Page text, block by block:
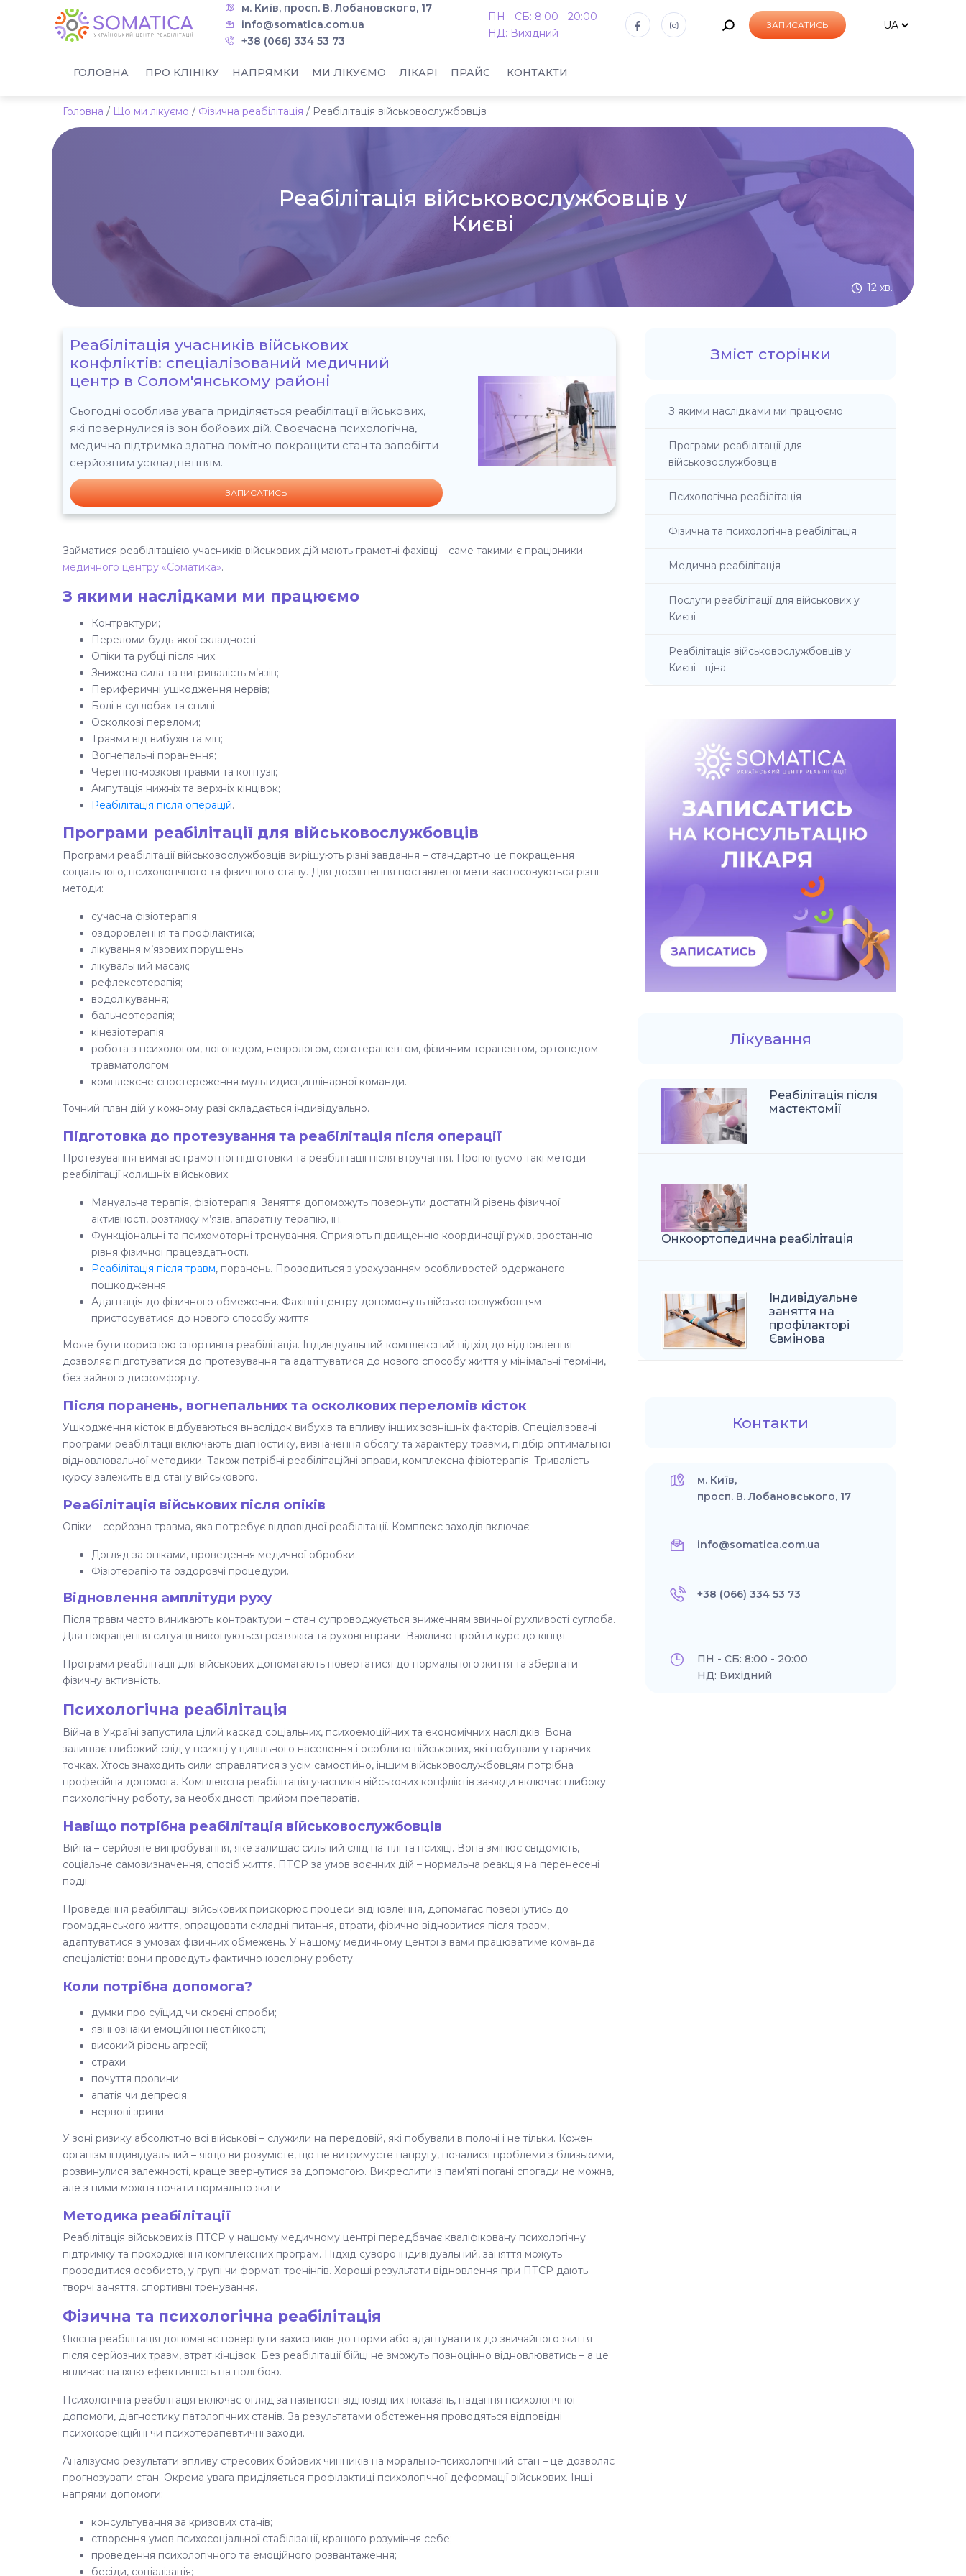
м. Київ, просп. В. Лобановского, 17
info@somatica.com.ua
+38 (066) 334 53 73
ПН - СБ: 8:00 - 20:00
НД: Вихідний
ЗАПИСАТИСЬ
ГОЛОВНА ПРО КЛІНІКУ НАПРЯМКИ МИ ЛІКУЄМО ЛІКАРІ ПРАЙС КОНТАКТИ
Головна / Що ми лікуємо / Фізична реабілітація / Реабілітація військовослужбовців
Реабілітація військовослужбовців у
Києві
12 хв.
Реабілітація учасників військових
конфліктів: спеціалізований медичний
центр в Солом'янському районі
Сьогодні особлива увага приділяється реабілітації військових,
які повернулися із зон бойових дій. Своєчасна психологічна,
медична підтримка здатна помітно покращити стан та запобігти
серйозним ускладненням.
ЗАПИСАТИСЬ
Займатися реабілітацією учасників військових дій мають грамотні фахівці – саме такими є працівники
медичного центру «Соматика».
З якими наслідками ми працюємо
Контрактури;
Переломи будь-якої складності;
Опіки та рубці після них;
Знижена сила та витривалість м’язів;
Периферичні ушкодження нервів;
Болі в суглобах та спині;
Осколкові переломи;
Травми від вибухів та мін;
Вогнепальні поранення;
Черепно-мозкові травми та контузії;
Ампутація нижніх та верхніх кінцівок;
Реабілітація після операцій.
Програми реабілітації для військовослужбовців
Програми реабілітації військовослужбовців вирішують різні завдання – стандартно це покращення
соціального, психологічного та фізичного стану. Для досягнення поставленої мети застосовуються різні
методи:
сучасна фізіотерапія;
оздоровлення та профілактика;
лікування м’язових порушень;
лікувальний масаж;
рефлексотерапія;
водолікування;
бальнеотерапія;
кінезіотерапія;
робота з психологом, логопедом, неврологом, ерготерапевтом, фізичним терапевтом, ортопедом-
травматологом;
комплексне спостереження мультидисциплінарної команди.
Точний план дій у кожному разі складається індивідуально.
Підготовка до протезування та реабілітація після операції
Протезування вимагає грамотної підготовки та реабілітації після втручання. Пропонуємо такі методи
реабілітації колишніх військових:
Мануальна терапія, фізіотерапія. Заняття допоможуть повернути достатній рівень фізичної
активності, розтяжку м’язів, апаратну терапію, ін.
Функціональні та психомоторні тренування. Сприяють підвищенню координації рухів, зростанню
рівня фізичної працездатності.
Реабілітація після травм, поранень. Проводиться з урахуванням особливостей одержаного
пошкодження.
Адаптація до фізичного обмеження. Фахівці центру допоможуть військовослужбовцям
пристосуватися до нового способу життя.
Може бути корисною спортивна реабілітація. Індивідуальний комплексний підхід до відновлення
дозволяє підготуватися до протезування та адаптуватися до нового способу життя у мінімальні терміни,
без зайвого дискомфорту.
Після поранень, вогнепальних та осколкових переломів кісток
Ушкодження кісток відбуваються внаслідок вибухів та впливу інших зовнішніх факторів. Спеціалізовані
програми реабілітації включають діагностику, визначення обсягу та характеру травми, підбір оптимальної
відновлювальної методики. Також потрібні реабілітаційні вправи, комплексна фізіотерапія. Тривалість
курсу залежить від стану військового.
Реабілітація військових після опіків
Опіки – серйозна травма, яка потребує відповідної реабілітації. Комплекс заходів включає:
Догляд за опіками, проведення медичної обробки.
Фізіотерапію та оздоровчі процедури.
Відновлення амплітуди руху
Після травм часто виникають контрактури – стан супроводжується зниженням звичної рухливості суглоба.
Для покращення ситуації виконуються розтяжка та рухові вправи. Важливо пройти курс до кінця.
Програми реабілітації для військових допомагають повертатися до нормального життя та зберігати
фізичну активність.
Психологічна реабілітація
Війна в Україні запустила цілий каскад соціальних, психоемоційних та економічних наслідків. Вона
залишає глибокий слід у психіці у цивільного населення і особливо військових, які побували у гарячих
точках. Хтось знаходить сили справлятися з усім самостійно, іншим військовослужбовцям потрібна
професійна допомога. Комплексна реабілітація учасників військових конфліктів завжди включає глибоку
психологічну роботу, за необхідності прийом препаратів.
Навіщо потрібна реабілітація військовослужбовців
Війна – серйозне випробування, яке залишає сильний слід на тілі та психіці. Вона змінює свідомість,
соціальне самовизначення, спосіб життя. ПТСР за умов воєнних дій – нормальна реакція на перенесені
події.
Проведення реабілітації військових прискорює процеси відновлення, допомагає повернутись до
громадянського життя, опрацювати складні питання, втрати, фізично відновитися після травм,
адаптуватися в умовах фізичних обмежень. У нашому медичному центрі з вами працюватиме команда
спеціалістів: вони проведуть фактично ювелірну роботу.
Коли потрібна допомога?
думки про суїцид чи скоєні спроби;
явні ознаки емоційної нестійкості;
високий рівень агресії;
страхи;
почуття провини;
апатія чи депресія;
нервові зриви.
У зоні ризику абсолютно всі військові – служили на передовій, які побували в полоні і не тільки. Кожен
організм індивідуальний – якщо ви розумієте, що не витримуєте напругу, почалися проблеми з близькими,
розвинулися залежності, краще звернутися за допомогою. Викреслити із пам’яті погані спогади не можна,
але з ними можна почати нормально жити.
Методика реабілітації
Реабілітація військових із ПТСР у нашому медичному центрі передбачає кваліфіковану психологічну
підтримку та проходження комплексних програм. Підхід суворо індивідуальний, заняття можуть
проводитися особисто, у групі чи форматі тренінгів. Хороші результати відновлення при ПТСР дають
творчі заняття, спортивні тренування.
Фізична та психологічна реабілітація
Якісна реабілітація допомагає повернути захисників до норми або адаптувати їх до звичайного життя
після серйозних травм, втрат кінцівок. Без реабілітації бійці не зможуть повноцінно відновлюватись – а це
впливає на їхню ефективність на полі бою.
Психологічна реабілітація включає огляд за наявності відповідних показань, надання психологічної
допомоги, діагностику патологічних станів. За результатами обстеження проводяться відповідні
психокорекційні чи психотерапевтичні заходи.
Аналізуємо результати впливу стресових бойових чинників на морально-психологічний стан – це дозволяє
прогнозувати стан. Окрема увага приділяється профілактиці психологічної деформації військових. Інші
напрями допомоги:
консультування за кризових станів;
створення умов психосоціальної стабілізації, кращого розуміння себе;
проведення психологічного та емоційного розвантаження;
бесіди, соціалізація;
Зміст сторінки
З якими наслідками ми працюємо
Програми реабілітації для
військовослужбовців
Психологічна реабілітація
Фізична та психологічна реабілітація
Медична реабілітація
Послуги реабілітації для військових у
Києві
Реабілітація військовослужбовців у
Києві - ціна
Лікування
Реабілітація після
мастектомії
Онкоортопедична реабілітація
Індивідуальне
заняття на
профілакторі
Євмінова
Контакти
м. Київ,
просп. В. Лобановського, 17
info@somatica.com.ua
+38 (066) 334 53 73
ПН - СБ: 8:00 - 20:00
НД: Вихідний